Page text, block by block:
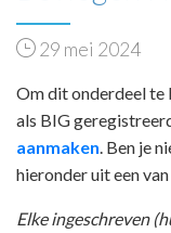
29 mei 2024
Om dit onderdeel te
als BIG
aanmaken . Ben je
hieronder uit een
Elke ingeschreven